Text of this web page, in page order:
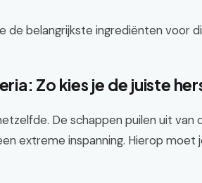
de belangrijkste ingrediënten voor
Zo kies je de juiste
De schappen puilen uit van
extreme inspanning. Hierop moet